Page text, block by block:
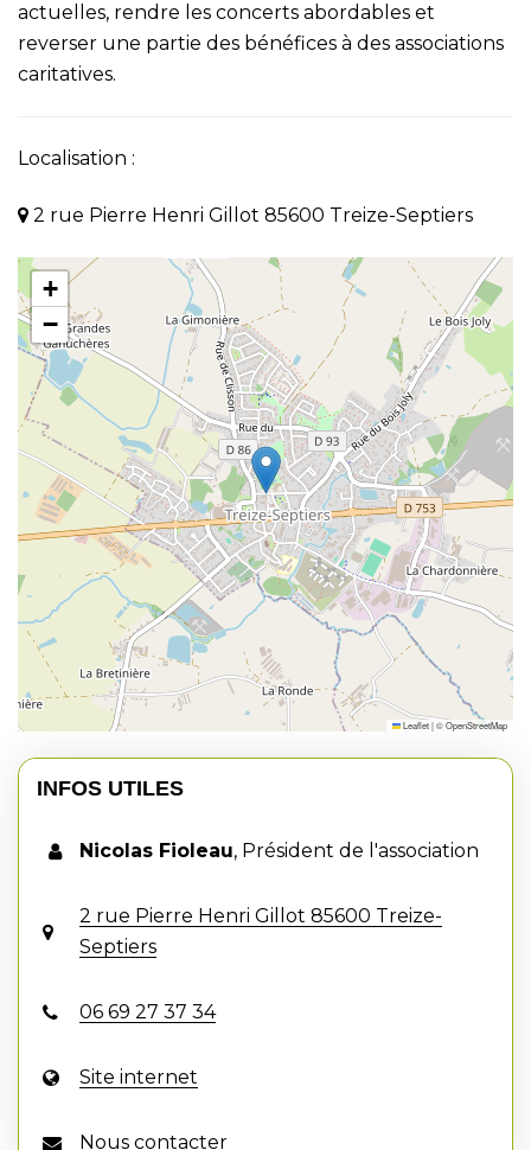
actuelles, rendre les concerts abordables et
reverser une partie des bénéfices à des associations
caritatives.
Localisation :
2 rue Pierre Henri Gillot 85600 Treize-Septiers
+
−
Leaflet|©OpenStreetMap
INFOS UTILES
Nicolas Fioleau, Président de l'association
2 rue Pierre Henri Gillot 85600 Treize-
Septiers
06 69 27 37 34
Site internet
Nous contacter